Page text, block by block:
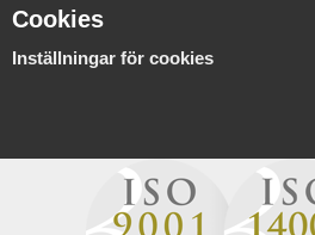
Cookies
Inställningar för cookies